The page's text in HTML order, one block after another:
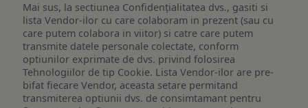
Mai sus, la sectiunea Confidențialitatea dvs., gasiti si
lista Vendor-ilor cu care colaboram in prezent (sau cu
care putem colabora in viitor) si catre care putem
transmite datele personale colectate, conform
optiunilor exprimate de dvs. privind folosirea
Tehnologiilor de tip Cookie. Lista Vendor-ilor are pre-
bifat fiecare Vendor, aceasta setare permitand
transmiterea optiunii dvs. de consimtamant pentru